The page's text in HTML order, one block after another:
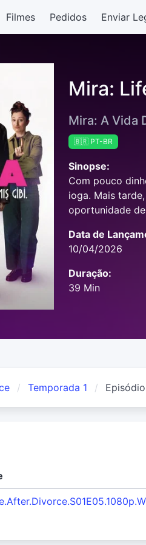
Filmes Pedidos Enviar
Mira:
Mira: A Vida
🇧🇷 PT-BR
Sinopse:
Com pouco
ioga. Mais
oportunidade
Data de
10/04/2026
Duração:
39 Min
Temporada 1